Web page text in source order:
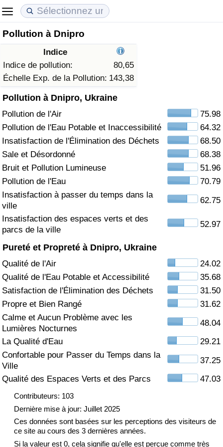
Pollution à Dnipro
Indice
Indice de pollution:
80,65
Échelle Exp. de la Pollution: 143,38
Pollution à Dnipro, Ukraine
Pollution de l'Air
75.98
Pollution de l'Eau Potable et Inaccessibilité
64.32
Insatisfaction de l'Élimination des Déchets
68.50
Sale et Désordonné
68.38
Bruit et Pollution Lumineuse
51.96
Pollution de l'Eau
70.79
Insatisfaction à passer du temps dans la
ville
62.75
Insatisfaction des espaces verts et des
parcs de la ville
52.97
Pureté et Propreté à Dnipro, Ukraine
Qualité de l'Air
24.02
Qualité de l'Eau Potable et Accessibilité
35.68
Satisfaction de l'Élimination des Déchets
31.50
Propre et Bien Rangé
31.62
Calme et Aucun Problème avec les
Lumières Nocturnes
48.04
La Qualité d'Eau
29.21
Confortable pour Passer du Temps dans la
Ville
37.25
Qualité des Espaces Verts et des Parcs
47.03
Contributeurs: 103
Dernière mise à jour: Juillet 2025
Ces données sont basées sur les perceptions des visiteurs de
ce site au cours des 3 dernières années.
Si la valeur est 0, cela signifie qu'elle est perçue comme très
Coût de la vie
Indice du Coût de la Vie (Actuel)
Indice du Coût de la Vie
Indice du coût de la vie par pays
à Akaba
Prix de l'immobilier
Indice des Prix de l'immobilier (Actuel)
Indice des Prix de l'immobilier
Indice des Prix de l'immobilier par Pays
Qualité de Vie
Indice de Qualité de Vie
Indice de Qualité de Vie (Actuel)
Indice de qualité de vie par pays
Criminalité
Indice de Criminalité (Actuel)
Indice de Criminalité
Indice de criminalité par pays
Soins de santé
Indice des soins de santé (Actuel)
Indice des soins de santé
Indice des soins de santé par Pays
Pollution
Indice de Pollution (Actuel)
Indice de pollution
Indice de Pollution par Pays
Trafic